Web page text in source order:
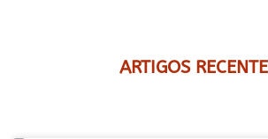
ARTIGOS